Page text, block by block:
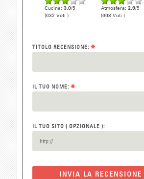
Cucina: 3.0/5
(632 Voti )
Atmosfera: 2.9/5
(668 Voti )
TITOLO RECENSIONE: *
IL TUO NOME: *
IL TUO SITO ( OPZIONALE ):
INVIA LA RECENSIONE